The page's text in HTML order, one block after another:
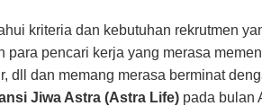
kriteria dan kebutuhan rekrutmen
para pencari kerja yang merasa
dll dan memang merasa berminat
Jiwa Astra (Astra Life) pada bulan